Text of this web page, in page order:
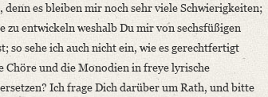
denn es bleiben mir noch sehr viele Schwierigkeiten;
zu entwickeln weshalb Du mir von sechsfüßigen
so sehe ich auch nicht ein, wie es gerechtfertigt
Chöre und die Monodien in freye lyrische
Ich frage Dich darüber um Rath, und bitte